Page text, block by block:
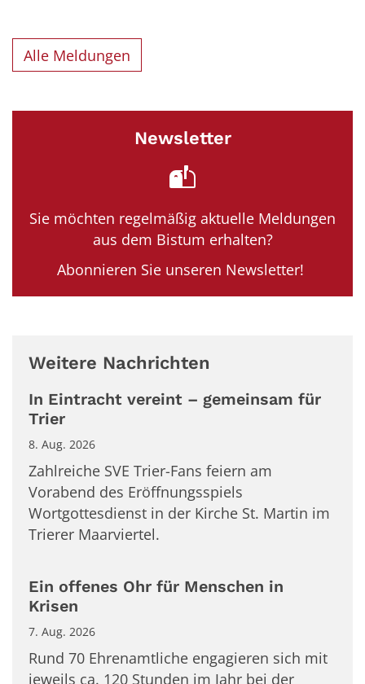
Alle Meldungen
Newsletter
Sie möchten regelmäßig aktuelle Meldungen
aus dem Bistum erhalten?
Abonnieren Sie unseren Newsletter!
Weitere Nachrichten
In Eintracht vereint – gemeinsam für
Trier
8. Aug. 2026
Zahlreiche SVE Trier-Fans feiern am
Vorabend des Eröffnungsspiels
Wortgottesdienst in der Kirche St. Martin im
Trierer Maarviertel.
Ein offenes Ohr für Menschen in
Krisen
7. Aug. 2026
Rund 70 Ehrenamtliche engagieren sich mit
jeweils ca. 120 Stunden im Jahr bei der